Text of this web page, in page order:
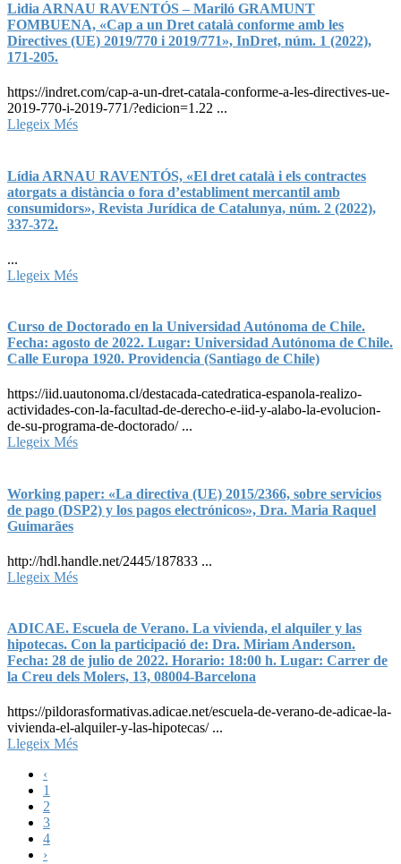
Lidia ARNAU RAVENTÓS – Mariló GRAMUNT
FOMBUENA, «Cap a un Dret català conforme amb les
Directives (UE) 2019/770 i 2019/771», InDret, núm. 1 (2022),
171-205.
https://indret.com/cap-a-un-dret-catala-conforme-a-les-directives-ue-
2019-770-i-2019-771/?edicion=1.22 ...
Llegeix Més
Lídia ARNAU RAVENTÓS, «El dret català i els contractes
atorgats a distància o fora d’establiment mercantil amb
consumidors», Revista Jurídica de Catalunya, núm. 2 (2022),
337-372.
...
Llegeix Més
Curso de Doctorado en la Universidad Autónoma de Chile.
Fecha: agosto de 2022. Lugar: Universidad Autónoma de Chile.
Calle Europa 1920. Providencia (Santiago de Chile)
https://iid.uautonoma.cl/destacada-catedratica-espanola-realizo-
actividades-con-la-facultad-de-derecho-e-iid-y-alabo-la-evolucion-
de-su-programa-de-doctorado/ ...
Llegeix Més
Working paper: «La directiva (UE) 2015/2366, sobre servicios
de pago (DSP2) y los pagos electrónicos», Dra. Maria Raquel
Guimarães
http://hdl.handle.net/2445/187833 ...
Llegeix Més
ADICAE. Escuela de Verano. La vivienda, el alquiler y las
hipotecas. Con la participació de: Dra. Miriam Anderson.
Fecha: 28 de julio de 2022. Horario: 18:00 h. Lugar: Carrer de
la Creu dels Molers, 13, 08004-Barcelona
https://pildorasformativas.adicae.net/escuela-de-verano-de-adicae-la-
vivienda-el-alquiler-y-las-hipotecas/ ...
Llegeix Més
‹
1
2
3
4
›